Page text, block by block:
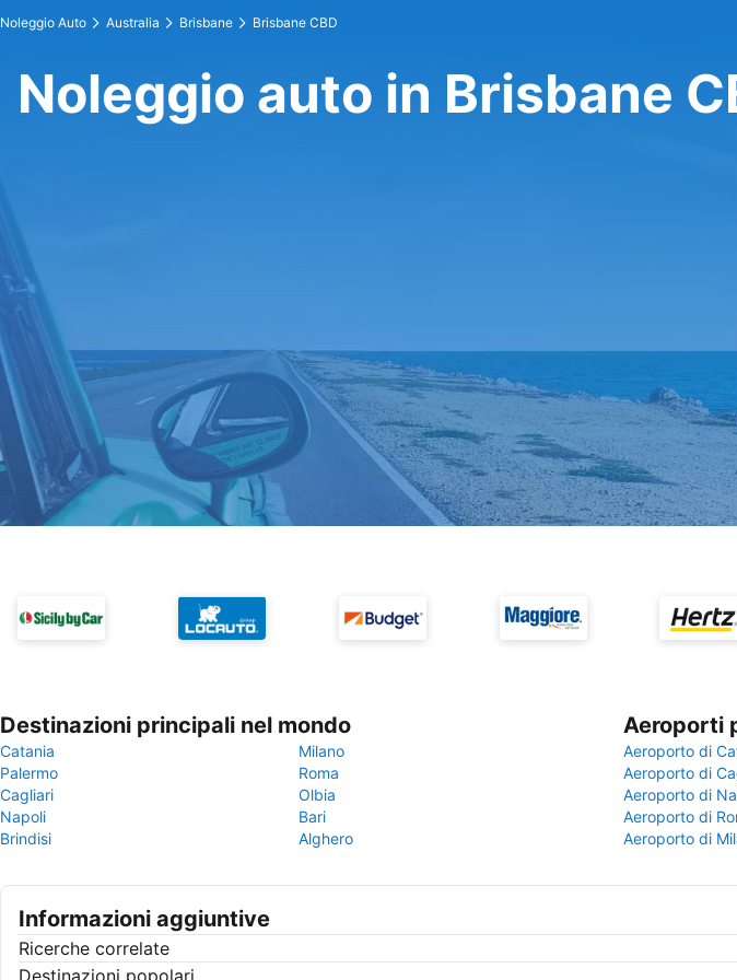
Noleggio Auto Australia Brisbane Brisbane CBD
Noleggio auto in Brisbane
Destinazioni principali nel mondo
Catania
Milano
Palermo
Roma
Cagliari
Olbia
Napoli
Bari
Brindisi
Alghero
Aeroporti
Aeroporto di
Aeroporto di
Aeroporto di
Aeroporto di
Aeroporto di
Informazioni aggiuntive
Ricerche correlate
Destinazioni popolari